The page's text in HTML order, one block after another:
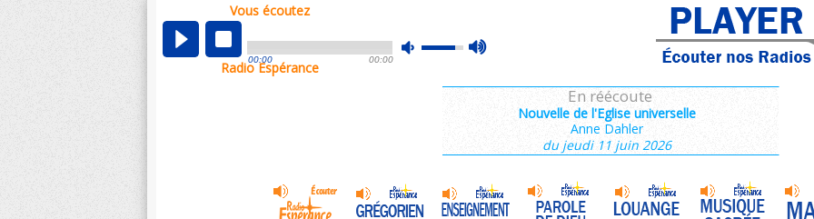
Vous écoutez
mute
max
00:00 00:00
Radio Espérance
En réécoute
Nouvelle de l'Eglise universelle
Anne Dahler
du jeudi 11 juin 2026
00:05
01:02 Sentinelles de la foi • Lettres de Saint François de Sales 36/106
01:33 10 minutes avec Jésus
La Transfiguration du Seigneur
Les conférences de la Famille Missionnaire de Notre-Dame • La joie dans l’Esprit-Saint
Corinthiens 6/6
Entrons dans la liturgie Transfiguration du Seigneur - 1re lecture Dn 7 ou 2P 1
Entrons dans la liturgie • Transfiguration du Seigneur - Psaume 96